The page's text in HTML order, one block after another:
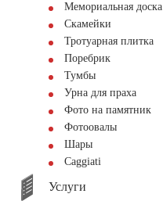
Мемориальная доска
Скамейки
Тротуарная плитка
Поребрик
Тумбы
Урна для праха
Фото на памятник
Фотоовалы
Шары
Сaggiati
Услуги